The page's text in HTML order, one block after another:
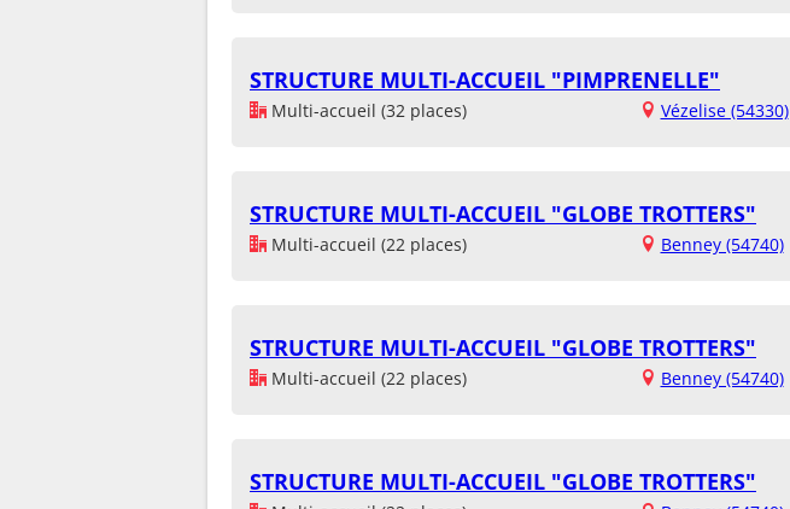
STRUCTURE MULTI-ACCUEIL "PIMPRENELLE"
Multi-accueil (32 places) Vézelise (54330)
STRUCTURE MULTI-ACCUEIL "GLOBE TROTTERS"
Multi-accueil (22 places) Benney (54740)
STRUCTURE MULTI-ACCUEIL "GLOBE TROTTERS"
Multi-accueil (22 places) Benney (54740)
STRUCTURE MULTI-ACCUEIL "GLOBE TROTTERS"